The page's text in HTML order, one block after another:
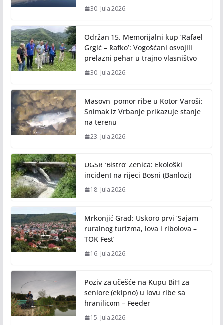
30. Jula 2026.
Održan 15. Memorijalni kup ‘Rafael
Grgić – Rafko’: Vogošćani osvojili
prelazni pehar u trajno vlasništvo
30. Jula 2026.
Masovni pomor ribe u Kotor Varoši:
Snimak iz Vrbanje prikazuje stanje
na terenu
23. Jula 2026.
UGSR ‘Bistro’ Zenica: Ekološki
incident na rijeci Bosni (Banlozi)
18. Jula 2026.
Mrkonjić Grad: Uskoro prvi ‘Sajam
ruralnog turizma, lova i ribolova –
TOK Fest’
16. Jula 2026.
Poziv za učešće na Kupu BiH za
seniore (ekipno) u lovu ribe sa
hranilicom – Feeder
15. Jula 2026.